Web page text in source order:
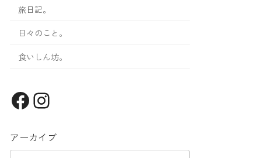
旅日記。
日々のこと。
食いしん坊。
Facebook
Instagram
アーカイブ